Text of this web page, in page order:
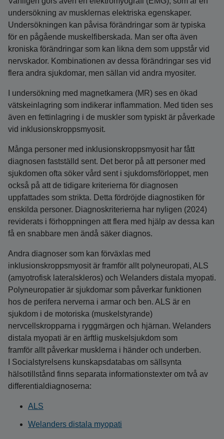
undersökning av musklernas elektriska egenskaper.
Undersökningen kan påvisa förändringar som är typiska
för en pågående muskelfiberskada. Man ser ofta även
kroniska förändringar som kan likna dem som uppstår vid
nervskador. Kombinationen av dessa förändringar ses vid
flera andra sjukdomar, men sällan vid andra myositer.
I undersökning med magnetkamera (MR) ses en ökad
vätskeinlagring som indikerar inflammation. Med tiden ses
även en fettinlagring i de muskler som typiskt är påverkade
vid inklusionskroppsmyosit.
Många personer med inklusionskroppsmyosit har fått
diagnosen fastställd sent. Det beror på att personer med
sjukdomen ofta söker vård sent i sjukdomsförloppet, men
också på att de tidigare kriterierna för diagnosen
uppfattades som strikta. Detta fördröjde diagnostiken för
enskilda personer. Diagnoskriterierna har nyligen (2024)
reviderats i förhoppningen att flera med hjälp av dessa kan
få en snabbare men ändå säker diagnos.
Andra diagnoser som kan förväxlas med
inklusionskroppsmyosit är framför allt polyneuropati, ALS
(amyotrofisk lateralskleros) och Welanders distala myopati.
Polyneuropatier är sjukdomar som påverkar funktionen
hos de perifera nerverna i armar och ben. ALS är en
sjukdom i de motoriska (muskelstyrande)
nervcellskropparna i ryggmärgen och hjärnan. Welanders
distala myopati är en ärftlig muskelsjukdom som
framför allt påverkar musklerna i händer och underben.
I Socialstyrelsens kunskapsdatabas om sällsynta
hälsotillstånd finns separata informationstexter om två av
differentialdiagnoserna:
ALS
Welanders distala myopati